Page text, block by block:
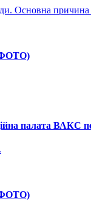
Основна причина
(ФОТО)
палата ВАКС
(ФОТО)